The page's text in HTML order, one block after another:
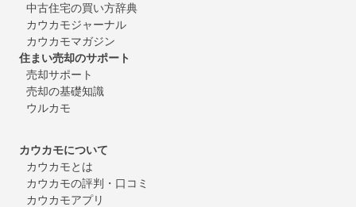
中古住宅の買い方辞典
カウカモジャーナル
カウカモマガジン
住まい売却のサポート
売却サポート
売却の基礎知識
ウルカモ
カウカモについて
カウカモとは
カウカモの評判・口コミ
カウカモアプリ